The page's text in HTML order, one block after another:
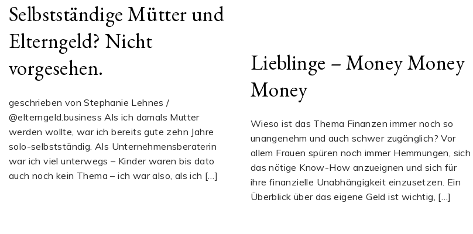
Selbstständige Mütter und
Elterngeld? Nicht
vorgesehen.
geschrieben von Stephanie Lehnes /
@elterngeld.business Als ich damals Mutter
werden wollte, war ich bereits gute zehn Jahre
solo-selbstständig. Als Unternehmensberaterin
war ich viel unterwegs – Kinder waren bis dato
auch noch kein Thema – ich war also, als ich […]
Lieblinge – Money Money
Money
Wieso ist das Thema Finanzen immer noch so
unangenehm und auch schwer zugänglich? Vor
allem Frauen spüren noch immer Hemmungen, sich
das nötige Know-How anzueignen und sich für
ihre finanzielle Unabhängigkeit einzusetzen. Ein
Überblick über das eigene Geld ist wichtig, […]